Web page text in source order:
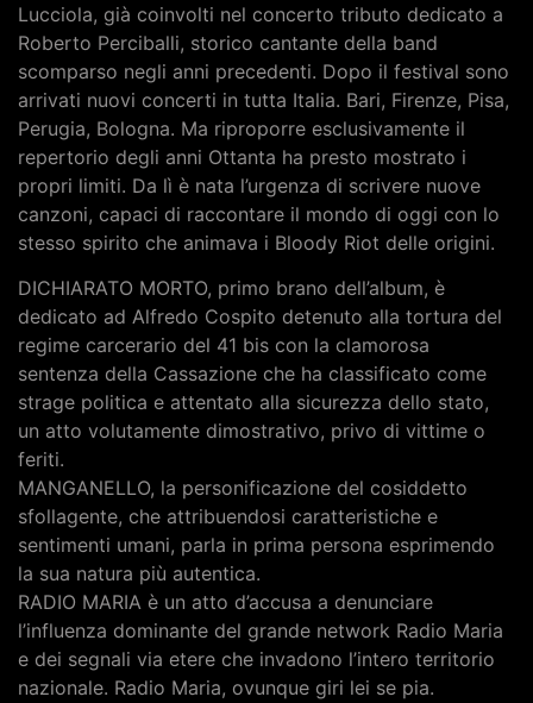
Lucciola, già coinvolti nel concerto tributo dedicato a
Roberto Perciballi, storico cantante della band
scomparso negli anni precedenti. Dopo il festival sono
arrivati nuovi concerti in tutta Italia. Bari, Firenze, Pisa,
Perugia, Bologna. Ma riproporre esclusivamente il
repertorio degli anni Ottanta ha presto mostrato i
propri limiti. Da lì è nata l’urgenza di scrivere nuove
canzoni, capaci di raccontare il mondo di oggi con lo
stesso spirito che animava i Bloody Riot delle origini.
DICHIARATO MORTO, primo brano dell’album, è
dedicato ad Alfredo Cospito detenuto alla tortura del
regime carcerario del 41 bis con la clamorosa
sentenza della Cassazione che ha classificato come
strage politica e attentato alla sicurezza dello stato,
un atto volutamente dimostrativo, privo di vittime o
feriti.
MANGANELLO, la personificazione del cosiddetto
sfollagente, che attribuendosi caratteristiche e
sentimenti umani, parla in prima persona esprimendo
la sua natura più autentica.
RADIO MARIA è un atto d’accusa a denunciare
l’influenza dominante del grande network Radio Maria
e dei segnali via etere che invadono l’intero territorio
nazionale. Radio Maria, ovunque giri lei se pia.